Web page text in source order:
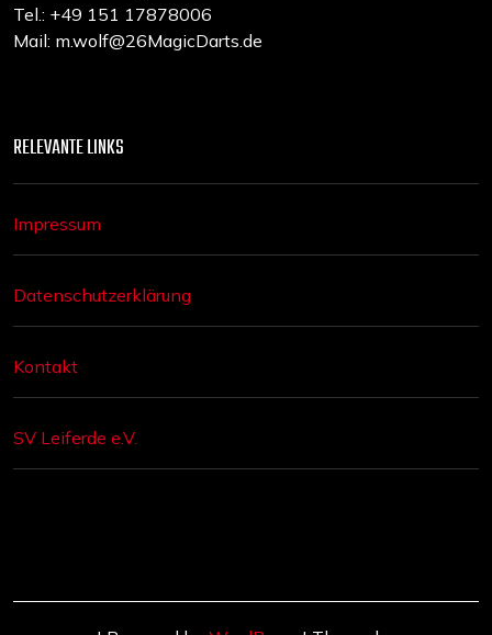
Tel.: +49 151 17878006
Mail: m.wolf@26MagicDarts.de
RELEVANTE LINKS
Impressum
Datenschutzerklärung
Kontakt
SV Leiferde e.V.